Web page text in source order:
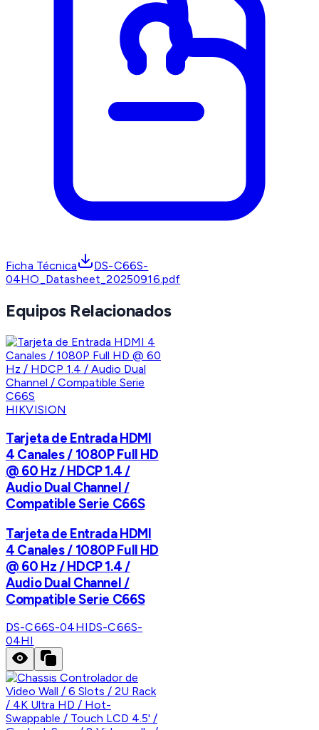
Ficha Técnica
DS-C66S-
04HO_Datasheet_20250916.pdf
Equipos Relacionados
HIKVISION
Tarjeta de Entrada HDMI
4 Canales / 1080P Full HD
@ 60 Hz / HDCP 1.4 /
Audio Dual Channel /
Compatible Serie C66S
Tarjeta de Entrada HDMI
4 Canales / 1080P Full HD
@ 60 Hz / HDCP 1.4 /
Audio Dual Channel /
Compatible Serie C66S
DS-C66S-04HIDS-C66S-
04HI